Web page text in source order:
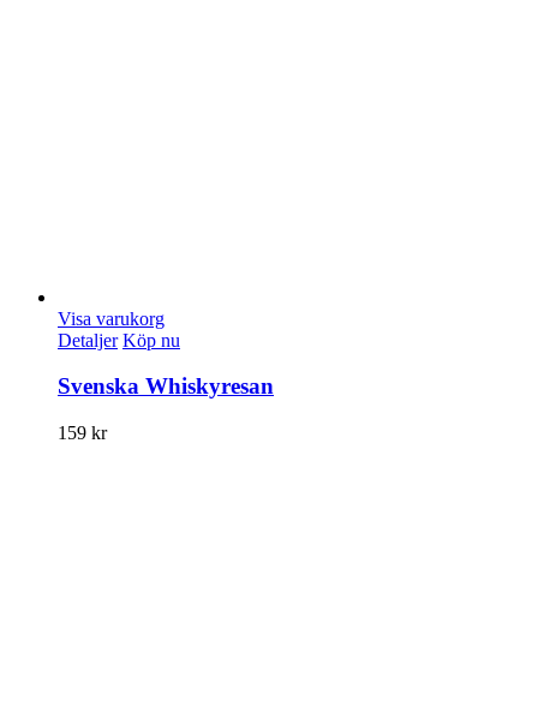
Visa varukorg
Detaljer Köp nu
Svenska Whiskyresan
159 kr